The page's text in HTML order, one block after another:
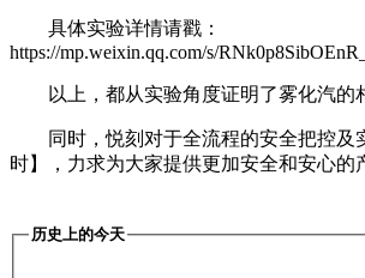
具体实验详情请戳：
https://mp.weixin.qq.com/s/
以上，都从实验角度证明了雾化汽的
同时，悦刻对于全流程的安全把控及
时】，力求为大家提供更加安全和安心的
历史上的今天